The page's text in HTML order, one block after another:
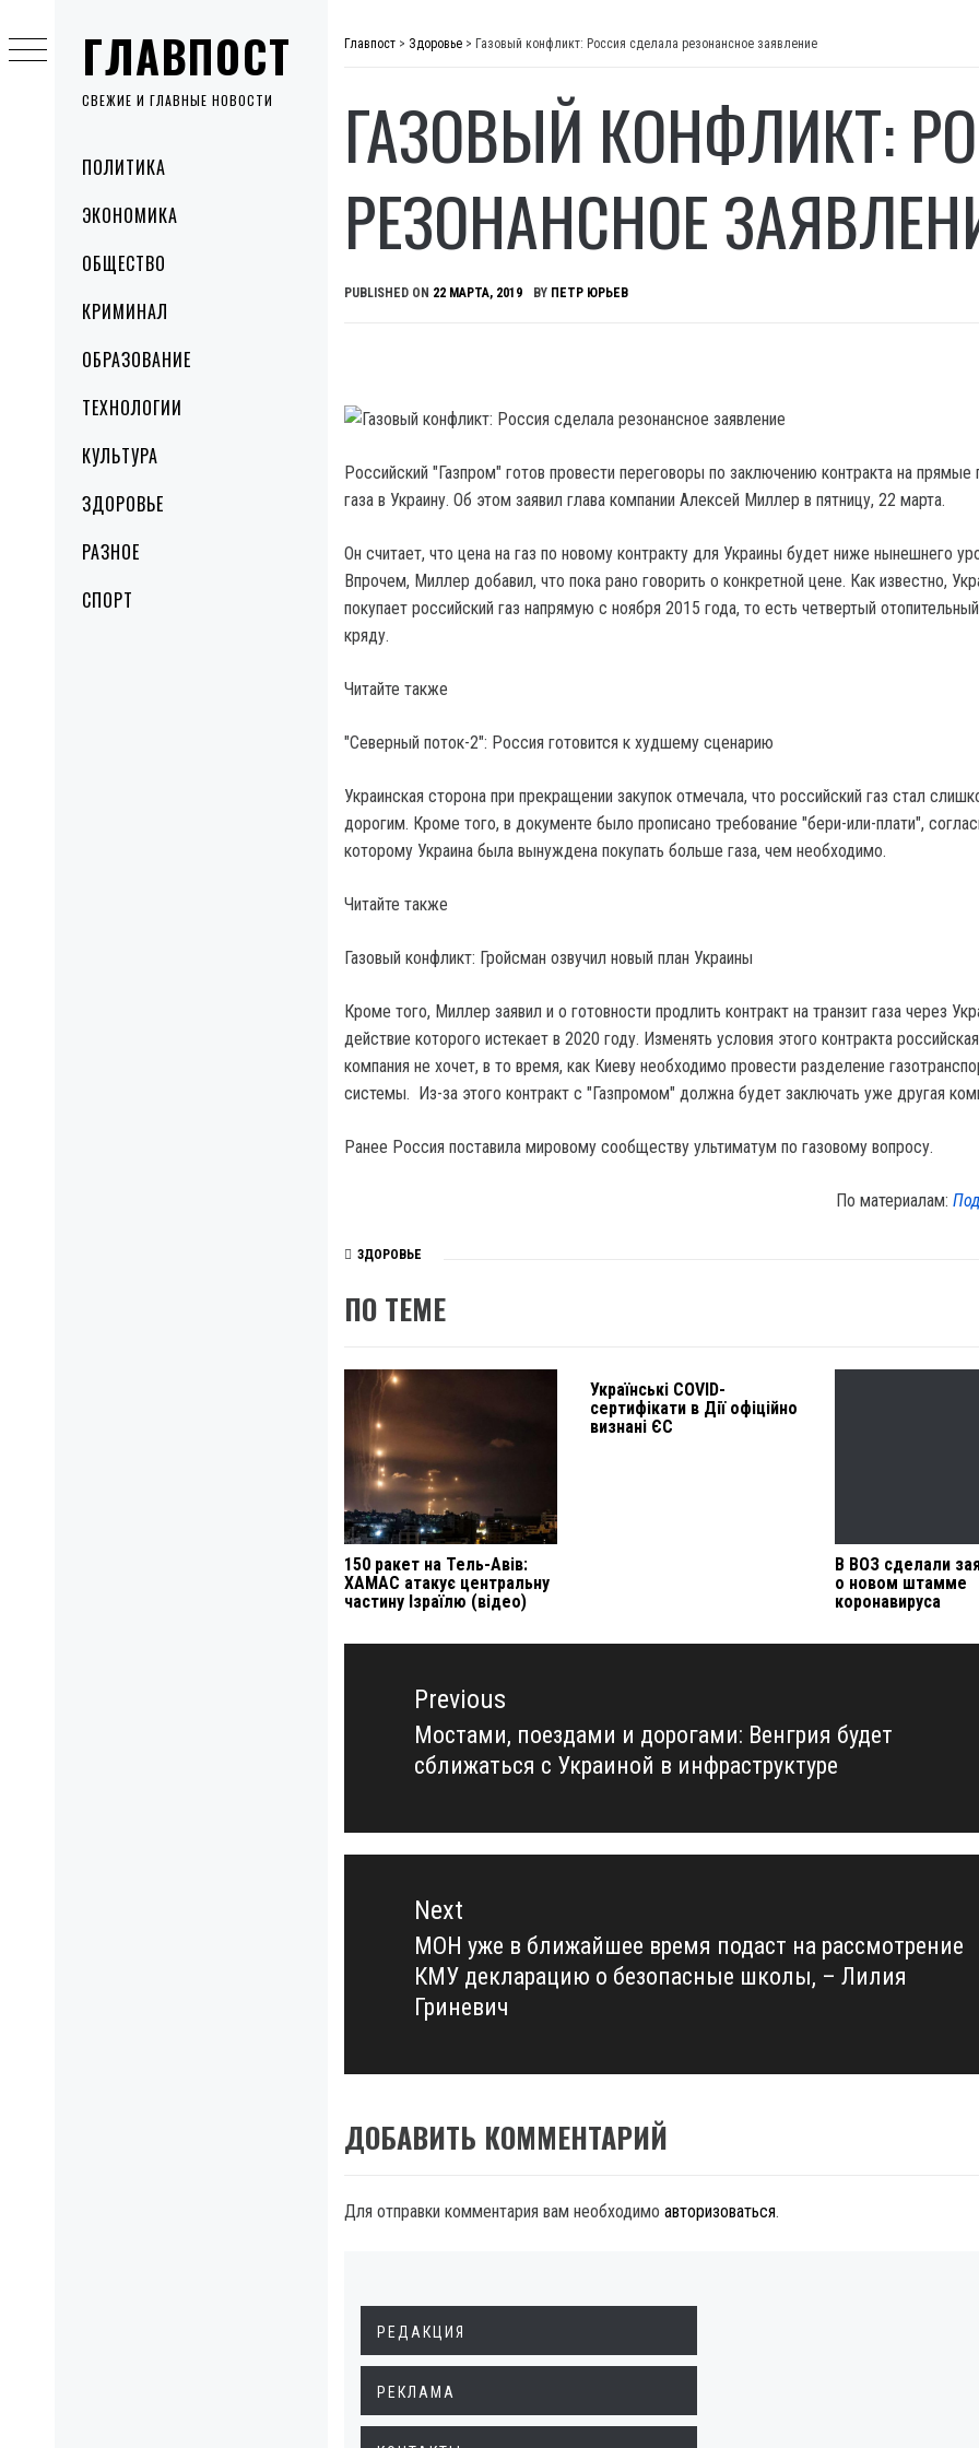
ГЛАВПОСТ
СВЕЖИЕ И ГЛАВНЫЕ НОВОСТИ
MenuПОЛИТИКА
ЭКОНОМИКА
ОБЩЕСТВО
КРИМИНАЛ
ОБРАЗОВАНИЕ
ТЕХНОЛОГИИ
КУЛЬТУРА
ЗДОРОВЬЕ
РАЗНОЕ
СПОРТ
to
content
Главпост > Здоровье > Газовый конфликт: Россия сделала резонансное заявление
ГАЗОВЫЙ КОНФЛИКТ:
РЕЗОНАНСНОЕ
PUBLISHED ON 22 МАРТА, 2019 BY ПЕТР ЮРЬЕВ
Российский "Газпром" готов провести переговоры по заключению контракта на прямые
газа в Украину. Об этом заявил глава компании Алексей Миллер в пятницу, 22 марта.
Он считает, что цена на газ по новому контракту для Украины будет ниже нынешнего
Впрочем, Миллер добавил, что пока рано говорить о конкретной цене. Как известно,
покупает российский газ напрямую с ноября 2015 года, то есть четвертый
кряду.
Читайте также
"Северный поток-2": Россия готовится к худшему сценарию
Украинская сторона при прекращении закупок отмечала, что российский газ стал
дорогим. Кроме того, в документе было прописано требование "бери-или-плати",
которому Украина была вынуждена покупать больше газа, чем необходимо.
Читайте также
Газовый конфликт: Гройсман озвучил новый план Украины
Кроме того, Миллер заявил и о готовности продлить контракт на транзит газа через
действие которого истекает в 2020 году. Изменять условия этого контракта российская
компания не хочет, в то время, как Киеву необходимо провести разделение
системы. Из-за этого контракт с "Газпромом" должна будет заключать уже другая
Ранее Россия поставила мировому сообществу ультиматум по газовому вопросу.
По материалам:
ЗДОРОВЬЕ
ПО ТЕМЕ
150 ракет на Тель-Авів:
ХАМАС атакує центральну
частину Ізраїлю (відео)
Українські COVID-
сертифікати в Дії офіційно
визнані ЄС
В ВОЗ сделали
о новом штамме
коронавируса
Навигация
записямPrevious
Previous
post:
Мостами, поездами и дорогами: Венгрия будет
сближаться с Украиной в инфраструктуре
Next
Next
post:
МОН уже в ближайшее время подаст на рассмотрение
КМУ декларацию о безопасные школы, – Лилия
Гриневич
ДОБАВИТЬ КОММЕНТАРИЙ
Для отправки комментария вам необходимо авторизоваться.
РЕДАКЦИЯ
РЕКЛАМА